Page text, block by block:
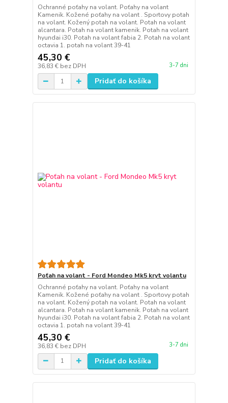
Ochranné poťahy na volant. Poťahy na volant
Kamenik. Kožené poťahy na volant . Sportovy potah
na volant. Kožený potah na volant. Potah na volant
alcantara. Potah na volant kamenik. Potah na volant
hyundai i30. Potah na volant fabia 2. Potah na volant
octavia 1. potah na volant 39-41
45,30 €
36,83 € bez DPH 3-7 dni
Pridať do košíka
Poťah na volant - Ford Mondeo Mk5 kryt volantu
Ochranné poťahy na volant. Poťahy na volant
Kamenik. Kožené poťahy na volant . Sportovy potah
na volant. Kožený potah na volant. Potah na volant
alcantara. Potah na volant kamenik. Potah na volant
hyundai i30. Potah na volant fabia 2. Potah na volant
octavia 1. potah na volant 39-41
45,30 €
36,83 € bez DPH 3-7 dni
Pridať do košíka